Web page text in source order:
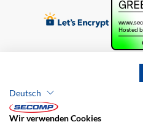
Deutsch
Wir verwenden Cookies